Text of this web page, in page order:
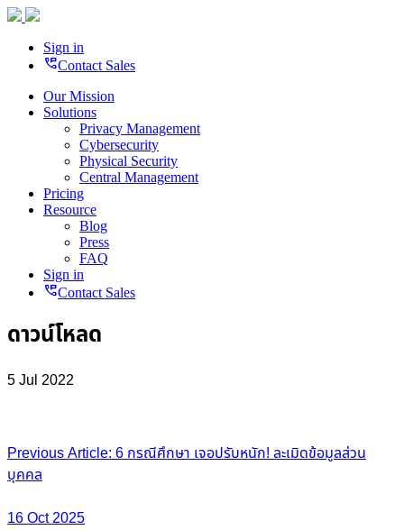
Sign in
perm_phone_msgContact Sales
Our Mission
Solutions
Privacy Management
Cybersecurity
Physical Security
Central Management
Pricing
Resource
Blog
Press
FAQ
Sign in
perm_phone_msgContact Sales
ดาวน์โหลด
5 Jul 2022
Post
navigation
Previous Article: 6 กรณีศึกษา เจอปรับหนัก! ละเมิดข้อมูลส่วน
บุคคล
16 Oct 2025